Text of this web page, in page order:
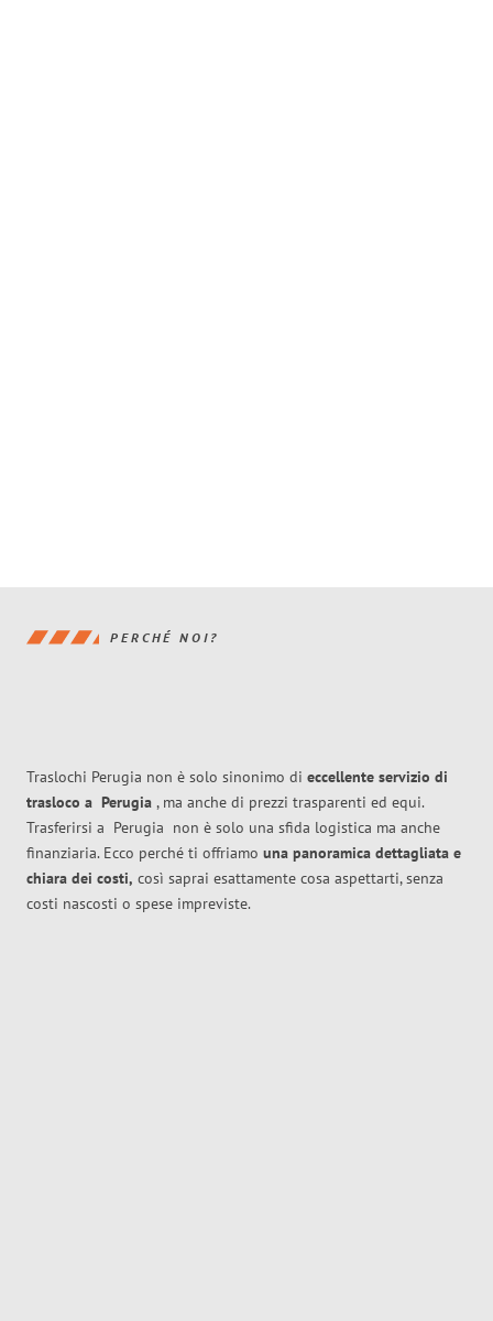
PERCHÉ NOI?
Traslochi Perugia non è solo sinonimo di eccellente servizio di
trasloco a Perugia , ma anche di prezzi trasparenti ed equi.
Trasferirsi a Perugia non è solo una sfida logistica ma anche
finanziaria. Ecco perché ti offriamo una panoramica dettagliata e
chiara dei costi, così saprai esattamente cosa aspettarti, senza
costi nascosti o spese impreviste.